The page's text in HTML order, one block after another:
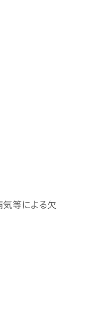
気等による欠